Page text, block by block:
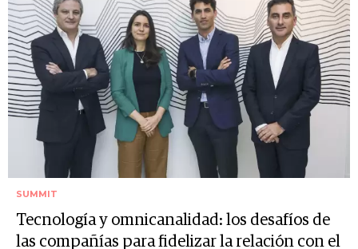
SUMMIT
Tecnología y omnicanalidad: los desafíos de
las compañías para fidelizar la relación con el